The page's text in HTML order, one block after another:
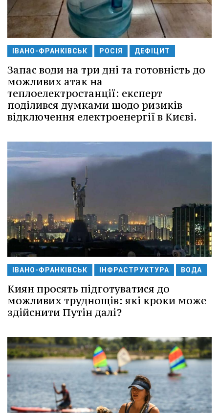
ІВАНО-ФРАНКІВСЬК РОСІЯ ДЕФІЦИТ
Запас води на три дні та готовність до
можливих атак на
теплоелектростанції: експерт
поділився думками щодо ризиків
відключення електроенергії в Києві.
ІВАНО-ФРАНКІВСЬК ІНФРАСТРУКТУРА ВОДА
Киян просять підготуватися до
можливих труднощів: які кроки може
здійснити Путін далі?